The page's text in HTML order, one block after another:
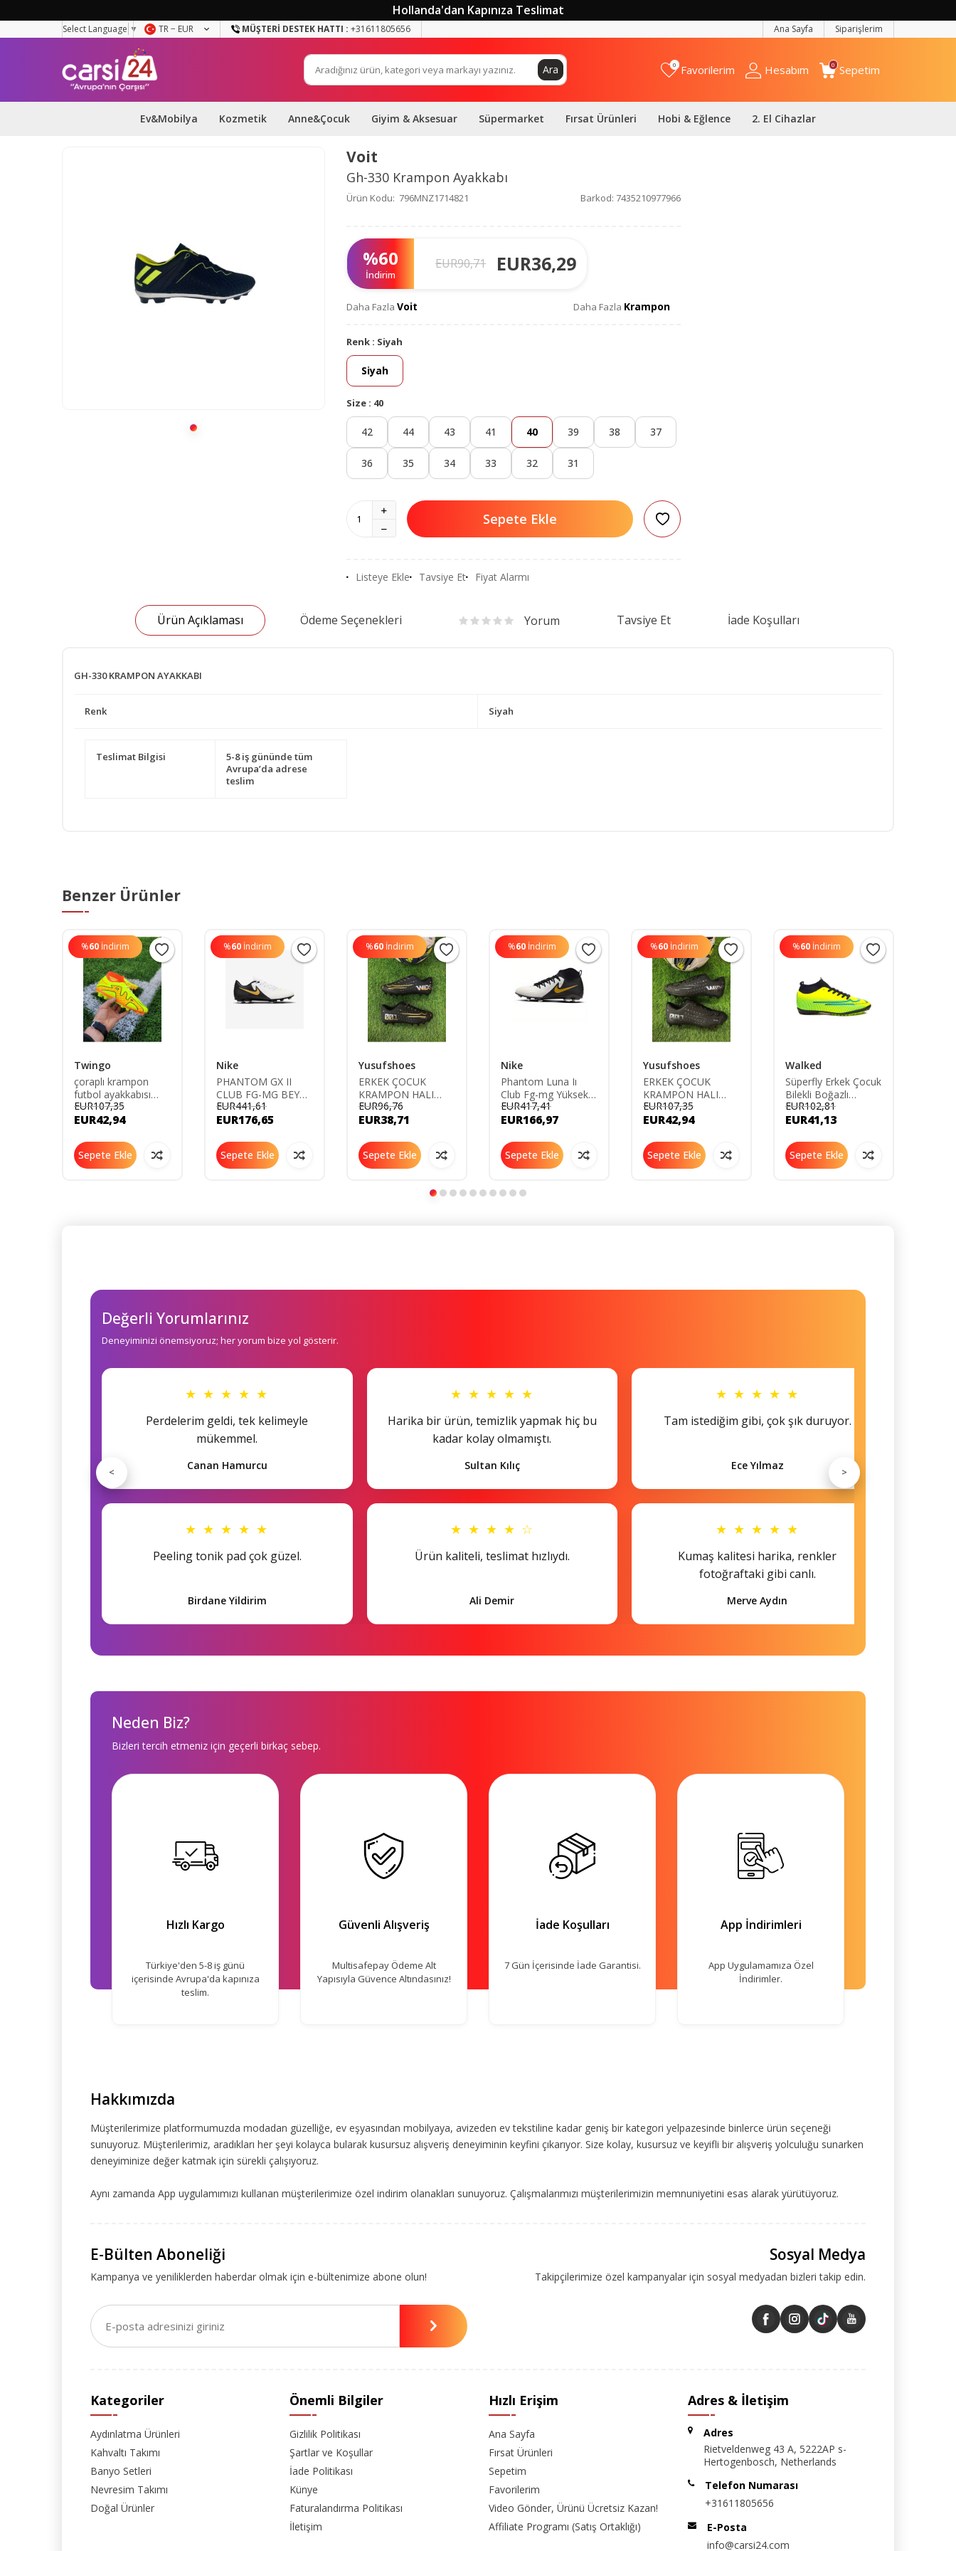
Hollanda'dan Kapınıza Teslimat
Select Language ▼ TR − EUR MÜŞTERI DESTEK HATTI : +31611805656 Ana Sayfa Siparişlerim
Ara 0 Favorilerim Hesabım 0 Sepetim
Ev&Mobilya Kozmetik Anne&Çocuk Giyim & Aksesuar Süpermarket Fırsat Ürünleri Hobi & Eğlence 2. El Cihazlar
Voit
Gh-330 Krampon Ayakkabı
Ürün Kodu: 796MNZ1714821 Barkod: 7435210977966
%60
İndirim
EUR90,71 EUR36,29
Daha Fazla Voit Daha Fazla Krampon
Renk : Siyah
Siyah
Size : 40
42 44 43 41 40 39 38 37
36 35 34 33 32 31
Sepete Ekle
Listeye Ekle Tavsiye Et Fiyat Alarmı
Ürün Açıklaması Ödeme Seçenekleri Yorum Tavsiye Et İade Koşulları
GH-330 KRAMPON AYAKKABI
Renk Siyah
Teslimat Bilgisi
5-8 iş gününde tüm
Avrupa’da adrese
teslim
Benzer Ürünler
%60 İndirim
Twingo
çoraplı krampon
futbol ayakkabısı
kramponu yetişkin
kramponu halı saha
EUR107,35
EUR42,94
Sepete Ekle
%60 İndirim
Nike
PHANTOM GX II
CLUB FG-MG BEYAZ
Erkek Krampon
EUR441,61
EUR176,65
Sepete Ekle
%60 İndirim
Yusufshoes
ERKEK ÇOCUK
KRAMPON HALI
SAHA
FUTBOLAYAKKABISI
EUR96,76
EUR38,71
Sepete Ekle
%60 İndirim
Nike
Phantom Luna Iı
Club Fg-mg Yüksek
Bilekli Krampon(DAR
KALIP)
EUR417,41
EUR166,97
Sepete Ekle
%60 İndirim
Yusufshoes
ERKEK ÇOCUK
KRAMPON HALI
SAHA
FUTBOLAYAKKABISI
EUR107,35
EUR42,94
Sepete Ekle
%60 İndirim
Walked
Süperfly Erkek Çocuk
Bilekli Boğazlı
Çoraplı Dişsiz Düz
Halı Saha Krampon
EUR102,81
EUR41,13
Sepete Ekle
Değerli Yorumlarınız
Deneyiminizi önemsiyoruz; her yorum bize yol gösterir.
★ ★ ★ ★ ★
Perdelerim geldi, tek kelimeyle
mükemmel.
Canan Hamurcu
★ ★ ★ ★ ★
Peeling tonik pad çok güzel.
Birdane Yildirim
★ ★ ★ ★ ★
Harika bir ürün, temizlik yapmak hiç bu
kadar kolay olmamıştı.
Sultan Kılıç
★ ★ ★ ★ ☆
Ürün kaliteli, teslimat hızlıydı.
Ali Demir
★ ★ ★ ★ ★
Tam istediğim gibi, çok şık duruyor.
Ece Yılmaz
★ ★ ★ ★ ★
Kumaş kalitesi harika, renkler
fotoğraftaki gibi canlı.
Merve Aydın
< >
Neden Biz?
Bizleri tercih etmeniz için geçerli birkaç sebep.
Hızlı Kargo
Türkiye'den 5-8 iş günü
içerisinde Avrupa'da kapınıza
teslim.
Güvenli Alışveriş
Multisafepay Ödeme Alt
Yapısıyla Güvence Altındasınız!
İade Koşulları
7 Gün İçerisinde İade Garantisi.
App İndirimleri
App Uygulamamıza Özel
İndirimler.
Hakkımızda
Müşterilerimize platformumuzda modadan güzelliğe, ev eşyasından mobilyaya, avizeden ev tekstiline kadar geniş bir kategori yelpazesinde binlerce ürün seçeneği
sunuyoruz. Müşterilerimiz, aradıkları her şeyi kolayca bularak kusursuz alışveriş deneyiminin keyfini çıkarıyor. Size kolay, kusursuz ve keyifli bir alışveriş yolculuğu sunarken
deneyiminize değer katmak için sürekli çalışıyoruz.
Aynı zamanda App uygulamımızı kullanan müşterilerimize özel indirim olanakları sunuyoruz. Çalışmalarımızı müşterilerimizin memnuniyetini esas alarak yürütüyoruz.
E-Bülten Aboneliği
Kampanya ve yeniliklerden haberdar olmak için e-bültenimize abone olun!
Sosyal Medya
Takipçilerimize özel kampanyalar için sosyal medyadan bizleri takip edin.
Kategoriler
Aydınlatma Ürünleri
Kahvaltı Takımı
Banyo Setleri
Nevresim Takımı
Doğal Ürünler
Önemli Bilgiler
Gizlilik Politikası
Şartlar ve Koşullar
İade Politikası
Künye
Faturalandırma Politikası
İletişim
Hızlı Erişim
Ana Sayfa
Fırsat Ürünleri
Sepetim
Favorilerim
Video Gönder, Ürünü Ücretsiz Kazan!
Affiliate Programı (Satış Ortaklığı)
Adres & İletişim
Adres
Rietveldenweg 43 A, 5222AP s-
Hertogenbosch, Netherlands
Telefon Numarası
+31611805656
E-Posta
info@carsi24.com